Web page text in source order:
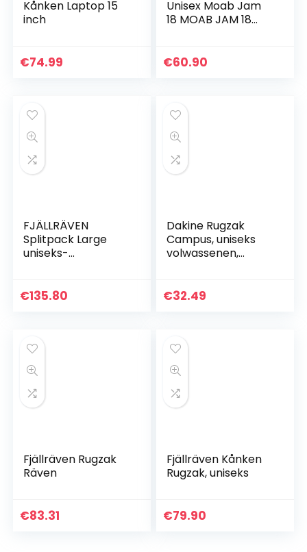
Kånken Laptop 15
inch
€74.99
Unisex Moab Jam
18 MOAB JAM 18
€60.90
FJÄLLRÄVEN
Splitpack Large
uniseks-
€135.80
Dakine Rugzak
Campus, uniseks
volwassenen,
€32.49
Fjällräven Rugzak
Räven
€83.31
Fjällräven Kånken
Rugzak, uniseks
€79.90